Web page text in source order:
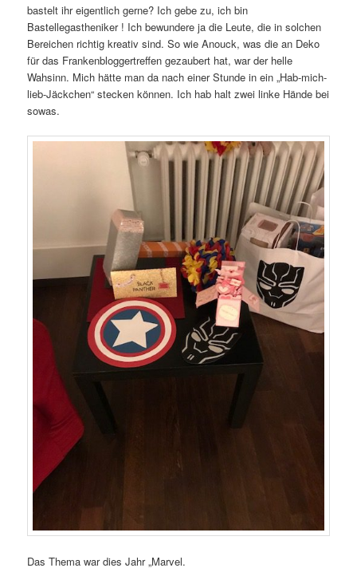
bastelt ihr eigentlich gerne? Ich gebe zu, ich bin
Bastellegastheniker ! Ich bewundere ja die Leute, die in solchen
Bereichen richtig kreativ sind. So wie Anouck, was die an Deko
für das Frankenbloggertreffen gezaubert hat, war der helle
Wahsinn. Mich hätte man da nach einer Stunde in ein „Hab-mich-
lieb-Jäckchen“ stecken können. Ich hab halt zwei linke Hände bei
sowas.
Das Thema war dies Jahr „Marvel.